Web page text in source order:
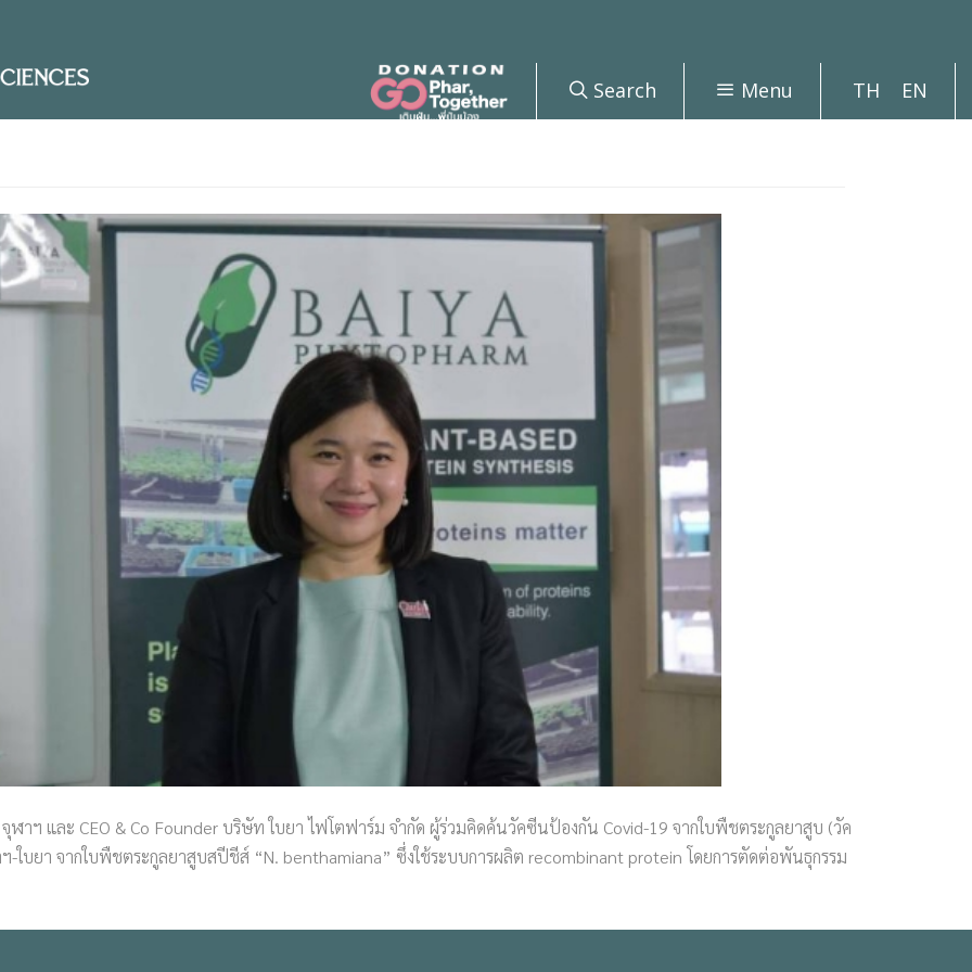
Search Menu TH EN
าฯ และ CEO & Co Founder บริษัท ใบยา ไฟโตฟาร์ม จำกัด ผู้ร่วมคิดค้นวัคซีนป้องกัน Covid-19 จากใบพืชตระกูลยาสูบ (วัค
บยา จากใบพืชตระกูลยาสูบสปีชีส์ “N. benthamiana” ซึ่งใช้ระบบการผลิต recombinant protein โดยการตัดต่อพันธุกรรม